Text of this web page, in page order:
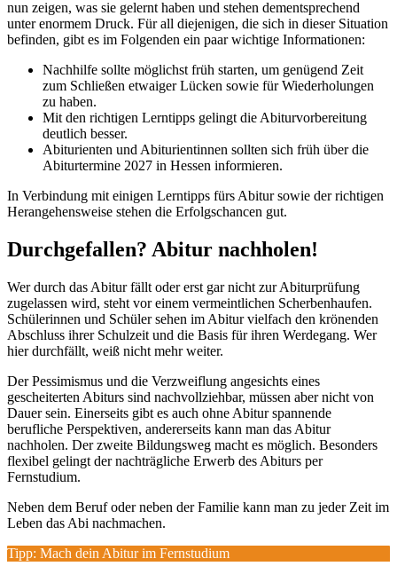
nun zeigen, was sie gelernt haben und stehen dementsprechend
unter enormem Druck. Für all diejenigen, die sich in dieser Situation
befinden, gibt es im Folgenden ein paar wichtige Informationen:
Nachhilfe sollte möglichst früh starten, um genügend Zeit
zum Schließen etwaiger Lücken sowie für Wiederholungen
zu haben.
Mit den richtigen Lerntipps gelingt die Abiturvorbereitung
deutlich besser.
Abiturienten und Abiturientinnen sollten sich früh über die
Abiturtermine 2027 in Hessen informieren.
In Verbindung mit einigen Lerntipps fürs Abitur sowie der richtigen
Herangehensweise stehen die Erfolgschancen gut.
Durchgefallen? Abitur nachholen!
Wer durch das Abitur fällt oder erst gar nicht zur Abiturprüfung
zugelassen wird, steht vor einem vermeintlichen Scherbenhaufen.
Schülerinnen und Schüler sehen im Abitur vielfach den krönenden
Abschluss ihrer Schulzeit und die Basis für ihren Werdegang. Wer
hier durchfällt, weiß nicht mehr weiter.
Der Pessimismus und die Verzweiflung angesichts eines
gescheiterten Abiturs sind nachvollziehbar, müssen aber nicht von
Dauer sein. Einerseits gibt es auch ohne Abitur spannende
berufliche Perspektiven, andererseits kann man das Abitur
nachholen. Der zweite Bildungsweg macht es möglich. Besonders
flexibel gelingt der nachträgliche Erwerb des Abiturs per
Fernstudium.
Neben dem Beruf oder neben der Familie kann man zu jeder Zeit im
Leben das Abi nachmachen.
Tipp: Mach dein Abitur im Fernstudium